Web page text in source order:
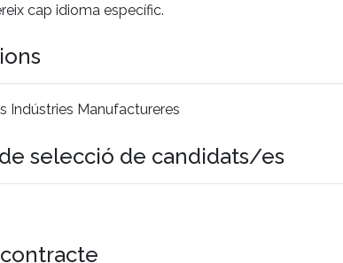
cap idioma específic.
Indústries Manufactureres
selecció de candidats/es